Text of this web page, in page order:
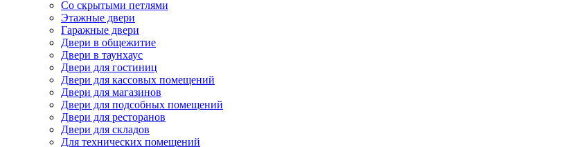
Со скрытыми петлями
Этажные двери
Гаражные двери
Двери в общежитие
Двери в таунхаус
Двери для гостиниц
Двери для кассовых помещений
Двери для магазинов
Двери для подсобных помещений
Двери для ресторанов
Двери для складов
Для технических помещений